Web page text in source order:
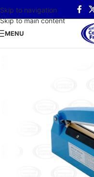
Skip to navigation
Skip to main content
MENU